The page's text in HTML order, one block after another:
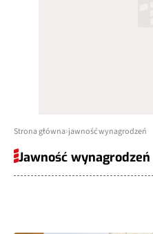
Strona główna jawność wynagrodzeń
Jawność wynagrodzeń